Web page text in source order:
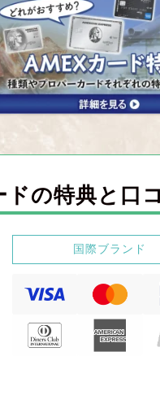
ドの特典と口
国際ブランド